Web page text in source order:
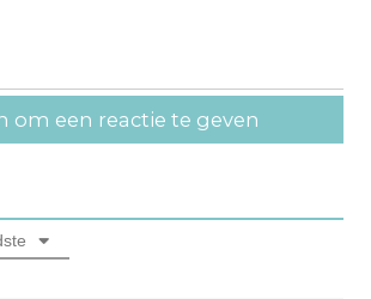
om een reactie te geven